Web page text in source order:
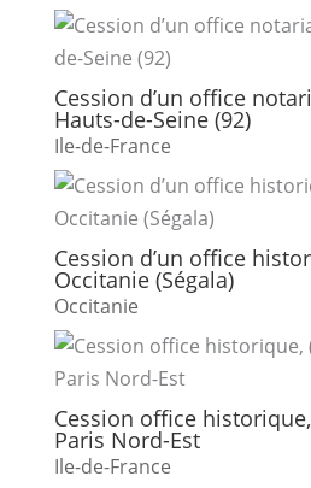
Cession d’un office
Hauts-de-Seine (92)
Ile-de-France
Cession d’un office
Occitanie (Ségala)
Occitanie
Cession office
Paris Nord-Est
Ile-de-France